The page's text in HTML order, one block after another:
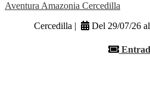
Aventura Amazonia Cercedilla
Cercedilla |
Del 29/07/26